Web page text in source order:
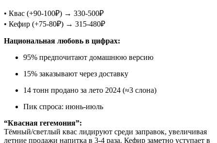
• Квас (+90-100₽) → 330-500₽
• Кефир (+75-80₽) → 315-480₽
Национальная любовь в цифрах:
95% предпочитают домашнюю версию
15% заказывают через доставку
14 тонн продано за лето 2024 (≈3 слона)
Пик спроса: июнь-июль
“Квасная гегемония”:
Тёмный/светлый квас лидируют среди заправок, увеличивая
летние продажи напитка в 3-4 раза. Кефир заметно уступает в